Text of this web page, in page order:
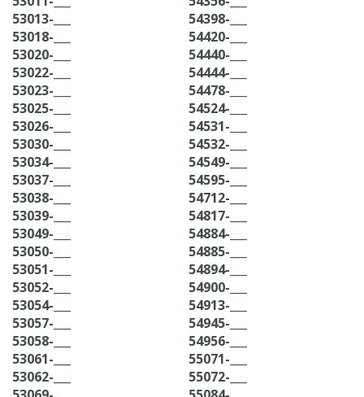
53013-___
53018-___
53020-___
53022-___
53023-___
53025-___
53026-___
53030-___
53034-___
53037-___
53038-___
53039-___
53049-___
53050-___
53051-___
53052-___
53054-___
53057-___
53058-___
53061-___
53062-___
54398-___
54420-___
54440-___
54444-___
54478-___
54524-___
54531-___
54532-___
54549-___
54595-___
54712-___
54817-___
54884-___
54885-___
54894-___
54900-___
54913-___
54945-___
54956-___
55071-___
55072-___